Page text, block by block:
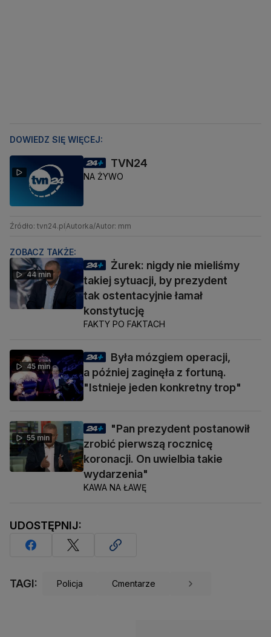
DOWIEDZ SIĘ WIĘCEJ:
TVN24
NA ŻYWO
Źródło: tvn24.plAutorka/Autor: mm
ZOBACZ TAKŻE:
44 min
Żurek: nigdy nie mieliśmy
takiej sytuacji, by prezydent
tak ostentacyjnie łamał
konstytucję
FAKTY PO FAKTACH
45 min
Była mózgiem operacji,
a później zaginęła z fortuną.
"Istnieje jeden konkretny trop"
55 min
"Pan prezydent postanowił
zrobić pierwszą rocznicę
koronacji. On uwielbia takie
wydarzenia"
KAWA NA ŁAWĘ
UDOSTĘPNIJ:
TAGI: Policja Cmentarze